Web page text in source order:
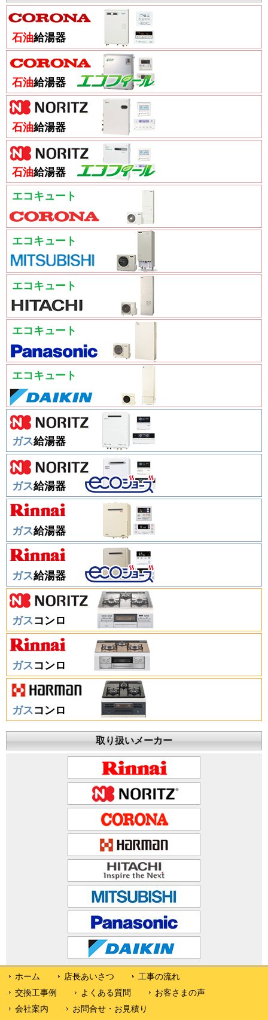
石油給湯器
石油給湯器
石油給湯器
石油給湯器
エコキュート
エコキュート
エコキュート
エコキュート
エコキュート
ガス給湯器
ガス給湯器
ガス給湯器
ガス給湯器
ガス コンロ
ガス コンロ
ガス コンロ
取り扱いメーカー
ホーム 店長あいさつ
工事の流れ
交換工事例
よくある質問
お客さまの声
会社案内
お問合せ・お見積り